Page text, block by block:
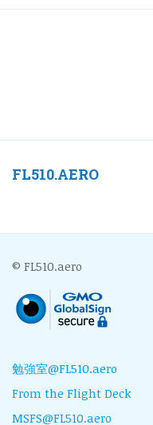
FL510.AERO
© FL510.aero
勉強室@FL510.aero
From the Flight Deck
MSFS@FL510.aero